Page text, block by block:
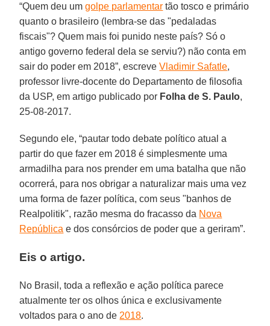
“Quem deu umgolpe parlamentar tão tosco e primário
quanto o brasileiro (lembra-se das "pedaladas
fiscais"? Quem mais foi punido neste país? Só o
antigo governo federal dela se serviu?) não conta em
sair do poder em 2018”, escreveVladimir Safatle,
professor livre-docente do Departamento de filosofia
da USP, em artigo publicado por Folha de S. Paulo,
25-08-2017.
Segundo ele, “pautar todo debate político atual a
partir do que fazer em 2018 é simplesmente uma
armadilha para nos prender em uma batalha que não
ocorrerá, para nos obrigar a naturalizar mais uma vez
uma forma de fazer política, com seus "banhos de
Realpolitik", razão mesma do fracasso da Nova
República e dos consórcios de poder que a geriram”.
Eis o artigo.
No Brasil, toda a reflexão e ação política parece
atualmente ter os olhos única e exclusivamente
voltados para o ano de 2018.